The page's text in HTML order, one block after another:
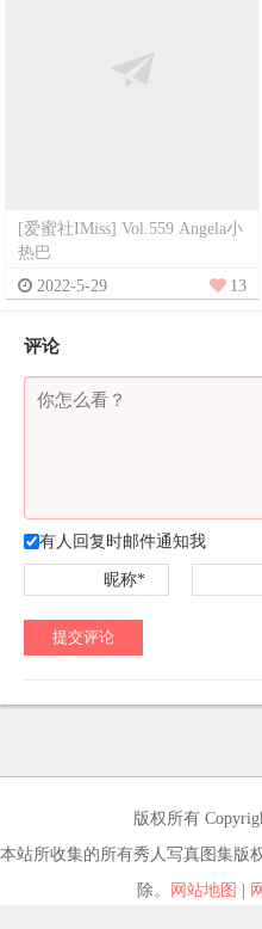
[爱蜜社IMiss] Vol.559 Angela小
热巴
2022-5-29
13
评论
有人回复时邮件通知我
昵称*
提交评论
版权所有
本站所收集的所有秀人写真图集版
除。
网站地图